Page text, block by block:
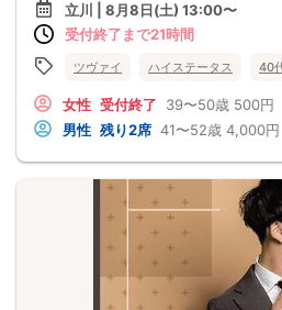
立川 | 8月8日(土) 13:00〜
受付終了まで21時間
ツヴァイ ハイステータス 40
女性 受付終了 39〜50歳 500円
男性 残り2席 41〜52歳 4,000円